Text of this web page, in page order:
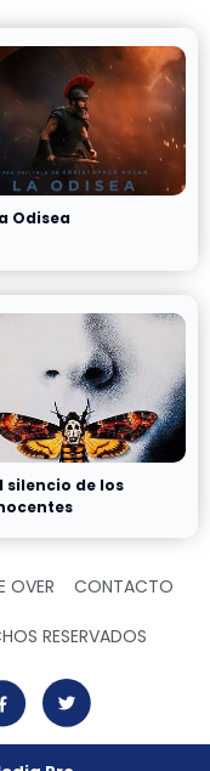
Odisea
silencio de los
OVER CONTACTO
RESERVADOS